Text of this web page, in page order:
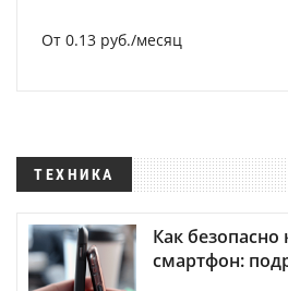
От 0.13 руб./месяц
ТЕХНИКА
Как безопасно
смартфон: